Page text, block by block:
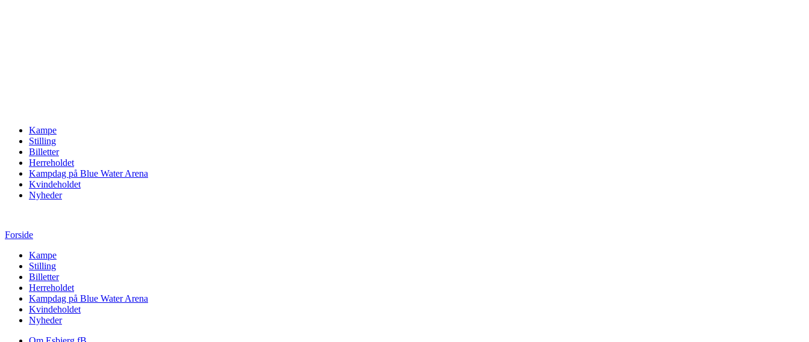
Kampe
Stilling
Billetter
Herreholdet
Kampdag på Blue Water Arena
Kvindeholdet
Nyheder
Forside
Kampe
Stilling
Billetter
Herreholdet
Kampdag på Blue Water Arena
Kvindeholdet
Nyheder